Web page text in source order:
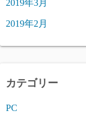
2019年3月
2019年2月
カテゴリー
PC